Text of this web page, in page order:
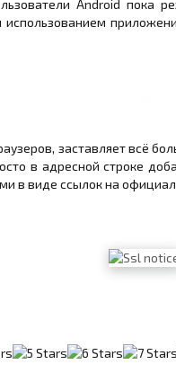
Android пока
заставляет всё
в адресной строке
в виде ссылок на